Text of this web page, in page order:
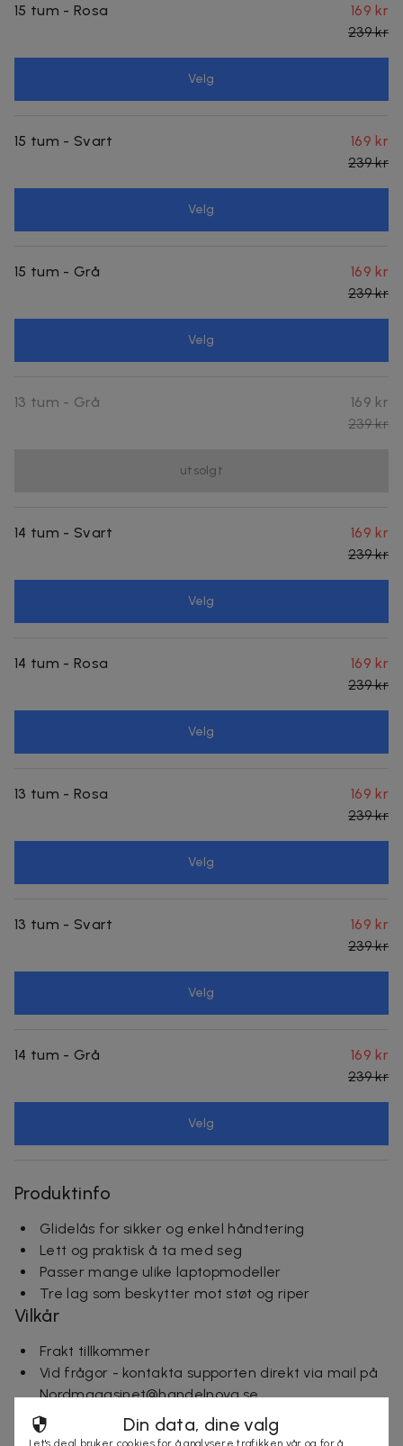
15 tum - Rosa
169 kr
239 kr
Velg
15 tum - Svart
169 kr
239 kr
Velg
15 tum - Grå
169 kr
239 kr
Velg
13 tum - Grå
169 kr
239 kr
utsolgt
14 tum - Svart
169 kr
239 kr
Velg
14 tum - Rosa
169 kr
239 kr
Velg
13 tum - Rosa
169 kr
239 kr
Velg
13 tum - Svart
169 kr
239 kr
Velg
14 tum - Grå
169 kr
239 kr
Velg
Produktinfo
Glidelås for sikker og enkel håndtering
Lett og praktisk å ta med seg
Passer mange ulike laptopmodeller
Tre lag som beskytter mot støt og riper
Vilkår
Frakt tillkommer
Vid frågor - kontakta supporten direkt via mail på
Nordmagasinet@handelnova.se
Ångerrätt - 14 dagar från mottagandet - köparen
står för returkostnad
Din data, dine valg
Let's deal bruker cookies for å analysere trafikken vår og for å